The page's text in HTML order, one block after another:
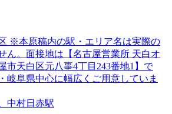
※本原稿内の駅・エリア名は実際の
ん。面接地は【名古屋営業所 天白オ
市天白区元八事4丁目243番地1】で
岐阜県中心に幅広くご用意していま
中村日赤駅